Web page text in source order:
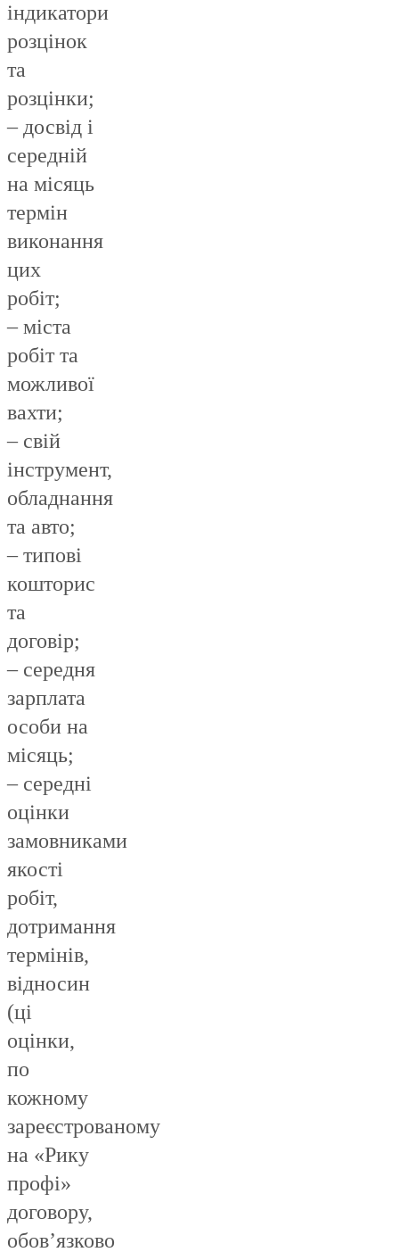
індикатори
розцінок
та
розцінки;
– досвід і
середній
на місяць
термін
виконання
цих
робіт;
– міста
робіт та
можливої
вахти;
– свій
інструмент,
обладнання
та авто;
– типові
кошторис
та
договір;
– середня
зарплата
особи на
місяць;
– середні
оцінки
замовниками
якості
робіт,
дотримання
термінів,
відносин
(ці
оцінки,
по
кожному
зареєстрованому
на «Рику
профі»
договору,
обов’язково